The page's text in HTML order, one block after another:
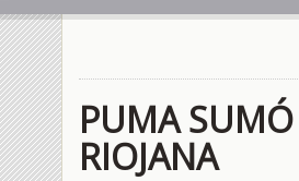
PUMA
RIOJANA